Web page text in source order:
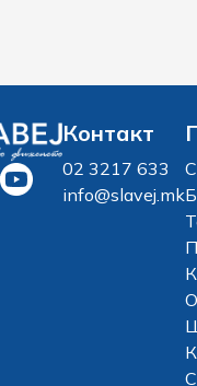
Контакт
02 3217 633
info@slavej.mk